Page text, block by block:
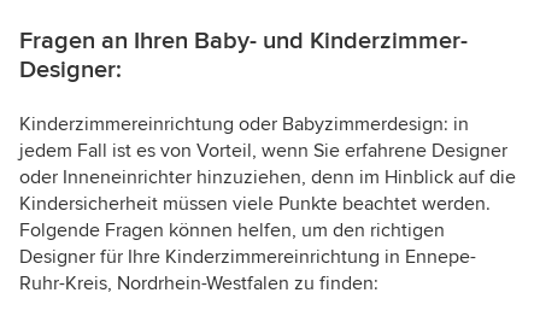
Fragen an Ihren Baby- und Kinderzimmer-
Designer:
Kinderzimmereinrichtung oder Babyzimmerdesign: in
jedem Fall ist es von Vorteil, wenn Sie erfahrene Designer
oder Inneneinrichter hinzuziehen, denn im Hinblick auf die
Kindersicherheit müssen viele Punkte beachtet werden.
Folgende Fragen können helfen, um den richtigen
Designer für Ihre Kinderzimmereinrichtung in Ennepe-
Ruhr-Kreis, Nordrhein-Westfalen zu finden: